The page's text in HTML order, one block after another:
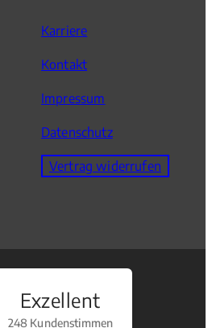
Karriere
Kontakt
Impressum
Datenschutz
Vertrag widerrufen
Exzellent
248 Kundenstimmen